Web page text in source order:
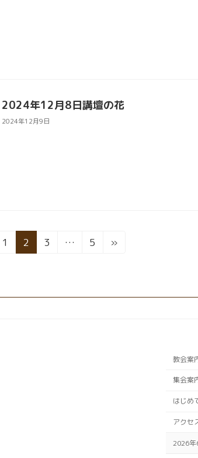
2024年12月8日講壇の花
2024年12月9日
固
ジ
1
固
定
ジ
2
固
ジ
3 …
固
ジ
5 »
教会案
集会案
はじめ
アクセ
2026年